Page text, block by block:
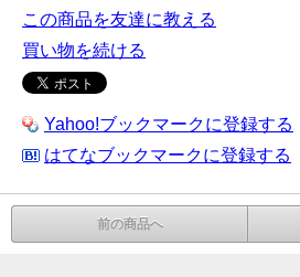
この商品を友達に教える
買い物を続ける
Yahoo!ブックマークに登録する
はてなブックマークに登録する
前の商品へ